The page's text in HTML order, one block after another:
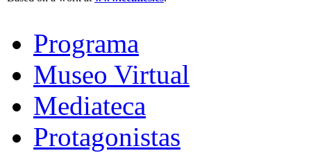
Programa
Museo Virtual
Mediateca
Protagonistas